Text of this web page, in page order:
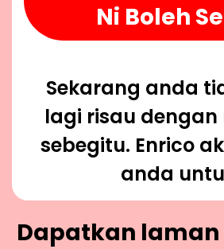
Ni Boleh
Sekarang anda
lagi risau
sebegitu. Enrico
anda
Dapatkan laman